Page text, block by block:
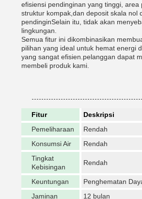
efisiensi pendinginan yang tinggi, area
struktur kompak,dan deposit skala nol
pendinginSelain itu, tidak akan
lingkungan.
Semua fitur ini dikombinasikan
pilihan yang ideal untuk hemat energi
yang sangat efisien.pelanggan dapat
membeli produk kami.
Fitur
Deskripsi
Pemeliharaan
Rendah
Konsumsi Air
Rendah
Tingkat
Kebisingan
Rendah
Keuntungan
Penghematan
Jaminan
12 bulan